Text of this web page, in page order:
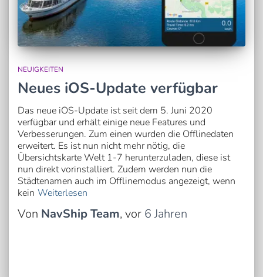
NEUIGKEITEN
Neues iOS-Update verfügbar
Das neue iOS-Update ist seit dem 5. Juni 2020
verfügbar und erhält einige neue Features und
Verbesserungen. Zum einen wurden die Offlinedaten
erweitert. Es ist nun nicht mehr nötig, die
Übersichtskarte Welt 1-7 herunterzuladen, diese ist
nun direkt vorinstalliert. Zudem werden nun die
Städtenamen auch im Offlinemodus angezeigt, wenn
kein Weiterlesen
Von NavShip Team, vor 6 Jahren